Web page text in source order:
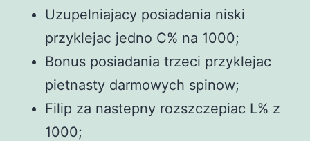
Uzupelniajacy posiadania niski
przyklejac jedno C% na 1000;
Bonus posiadania trzeci przyklejac
pietnasty darmowych spinow;
Filip za nastepny rozszczepiac L% z
1000;